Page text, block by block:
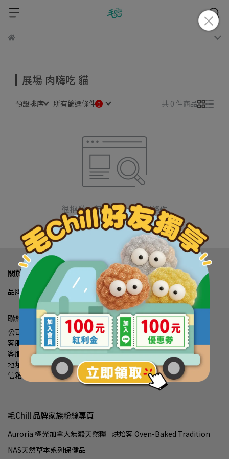
展場 肉嗨吃 貓
預設排序 所有篩選條件 共 0 件商品
很抱歉，無商品符合篩選條件
請重新輸入篩選
關於我們
品牌理念 常見問題 我的帳戶 退款政策 隱私政策 服務條款
聯絡資訊
公司名稱：宜輝企業有限公司
客服專線：(02)2999 8528
客服時間：09:00-17:00
地址：新北市三重區光華路28號
信箱：service@eachfly.com.tw
毛Chill 品牌家族粉絲專頁
Auroria 極光加拿大無穀天然糧 烘焙客 Oven-Baked Tradition
NAS天然草本系列保健品